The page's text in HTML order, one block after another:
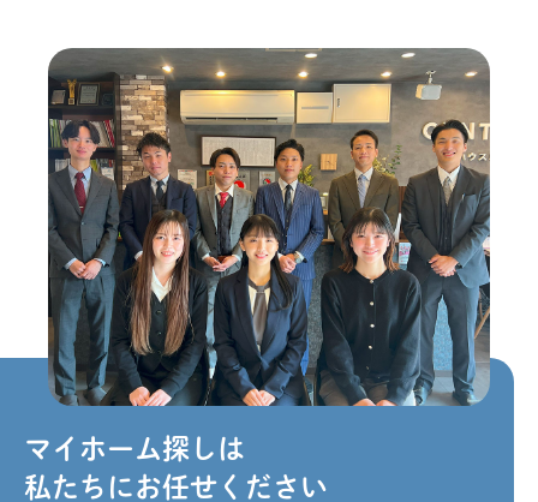
マイホーム探しは
私たちにお任せください